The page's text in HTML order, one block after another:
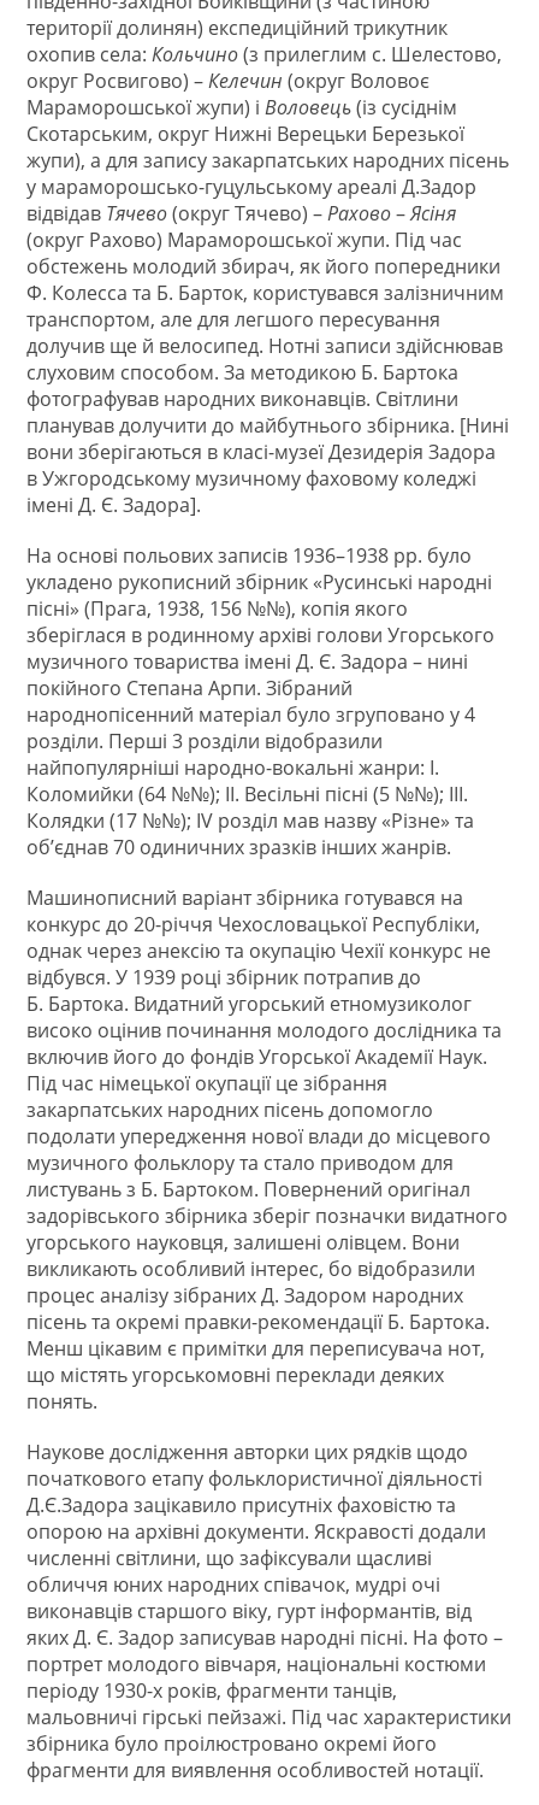
території долинян) експедиційний трикутник
охопив села:Кольчино(з прилеглим с. Шелестово,
округ Росвигово) –Келечин (округ Воловоє
Мараморошської жупи) іВоловець(із сусіднім
Скотарським, округ Нижні Верецьки Березької
жупи), а для запису закарпатських народних пісень
у мараморошсько-гуцульському ареалі Д.Задор
відвідав Тячево(округ Тячево) –Рахово–Ясіня
(округ Рахово) Мараморошської жупи. Під час
обстежень молодий збирач, як його попередники
Ф. Колесса та Б. Барток, користувався залізничним
транспортом, але для легшого пересування
долучив ще й велосипед. Нотні записи здійснював
слуховим способом. За методикою Б. Бартока
фотографував народних виконавців. Світлини
планував долучити до майбутнього збірника. [Нині
вони зберігаються в класі-музеї Дезидерія Задора
в Ужгородському музичному фаховому коледжі
імені Д. Є. Задора].
На основі польових записів 1936–1938 рр. було
укладено рукописний збірник «Русинські народні
пісні» (Прага, 1938, 156 №№), копія якого
зберіглася в родинному архіві голови Угорського
музичного товариства імені Д. Є. Задора – нині
покійного Степана Арпи. Зібраний
народнопісенний матеріал було згруповано у 4
розділи. Перші 3 розділи відобразили
найпопулярніші народно-вокальні жанри: І.
Коломийки (64 №№); ІІ. Весільні пісні (5 №№); ІІІ.
Колядки (17 №№); IV розділ мав назву «Різне» та
об’єднав 70 одиничних зразків інших жанрів.
Машинописний варіант збірника готувався на
конкурс до 20-річчя Чехословацької Республіки,
однак через анексію та окупацію Чехії конкурс не
відбувся. У 1939 році збірник потрапив до
Б. Бартока. Видатний угорський етномузиколог
високо оцінив починання молодого дослідника та
включив його до фондів Угорської Академії Наук.
Під час німецької окупації це зібрання
закарпатських народних пісень допомогло
подолати упередження нової влади до місцевого
музичного фольклору та стало приводом для
листувань з Б. Бартоком. Повернений оригінал
задорівського збірника зберіг позначки видатного
угорського науковця, залишені олівцем. Вони
викликають особливий інтерес, бо відобразили
процес аналізу зібраних Д. Задором народних
пісень та окремі правки-рекомендації Б. Бартока.
Менш цікавим є примітки для переписувача нот,
що містять угорськомовні переклади деяких
понять.
Наукове дослідження авторки цих рядків щодо
початкового етапу фольклористичної діяльності
Д.Є.Задора зацікавило присутніх фаховістю та
опорою на архівні документи. Яскравості додали
численні світлини, що зафіксували щасливі
обличчя юних народних співачок, мудрі очі
виконавців старшого віку, гурт інформантів, від
яких Д. Є. Задор записував народні пісні. На фото –
портрет молодого вівчаря, національні костюми
періоду 1930-х років, фрагменти танців,
мальовничі гірські пейзажі. Під час характеристики
збірника було проілюстровано окремі його
фрагменти для виявлення особливостей нотації.